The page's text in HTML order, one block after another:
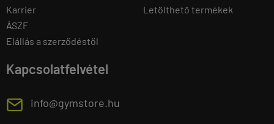
Karrier
ÁSZF
Elállás a szerződéstől
Letölthető termékek
Kapcsolatfelvétel
E info@gymstore.hu